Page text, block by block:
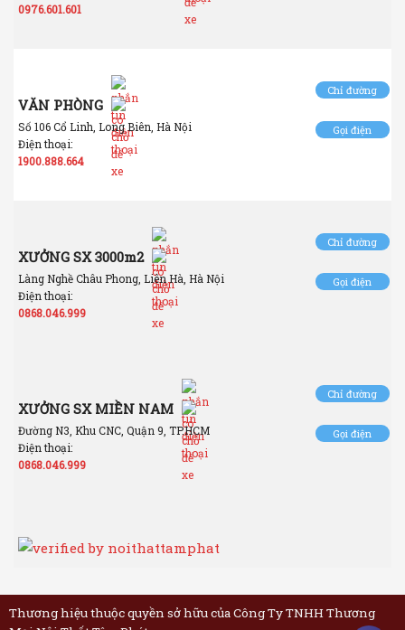
0976.601.601
VĂN PHÒNG
Số 106 Cổ Linh, Long Biên, Hà Nội
Điện thoại:
1900.888.664
Chỉ đường
Gọi điện
XƯỞNG SX 3000m2
Làng Nghề Châu Phong, Liên Hà, Hà Nội
Điện thoại:
0868.046.999
Chỉ đường
Gọi điện
XƯỞNG SX MIỀN NAM
Đường N3, Khu CNC, Quận 9, TP.HCM
Điện thoại:
0868.046.999
Chỉ đường
Gọi điện
Thương hiệu thuộc quyền sở hữu của Công Ty TNHH Thương